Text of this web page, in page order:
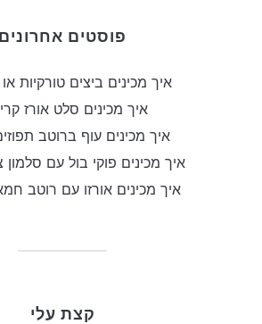
פוסטים אחרונים
איך מכינים ביצים טורקיות או
איך מכינים סלט אורז
איך מכינים עוף ברוטב
איך מכינים פוקי בול עם סלמון
איך מכינים אורזו עם רוטב
קצת עלי